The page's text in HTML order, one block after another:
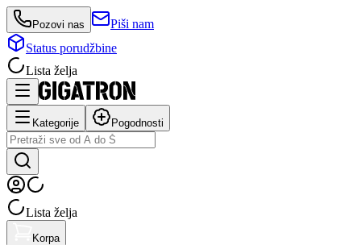
Pozovi nas
Piši nam
Status porudžbine
Lista želja
Kategorije Pogodnosti
Lista želja
Korpa